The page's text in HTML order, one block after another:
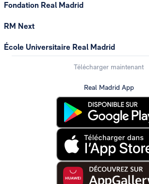
Fondation Real Madrid
RM Next
École Universitaire Real Madrid
Télécharger maintenant
Real Madrid App